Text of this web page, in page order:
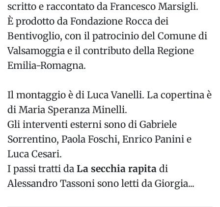
scritto e raccontato da Francesco Marsigli.
È prodotto da Fondazione Rocca dei
Bentivoglio, con il patrocinio del Comune di
Valsamoggia e il contributo della Regione
Emilia-Romagna.
Il montaggio è di Luca Vanelli. La copertina è
di Maria Speranza Minelli.
Gli interventi esterni sono di Gabriele
Sorrentino, Paola Foschi, Enrico Panini e
Luca Cesari.
I passi tratti da La secchia rapita di
Alessandro Tassoni sono letti da Giorgia...